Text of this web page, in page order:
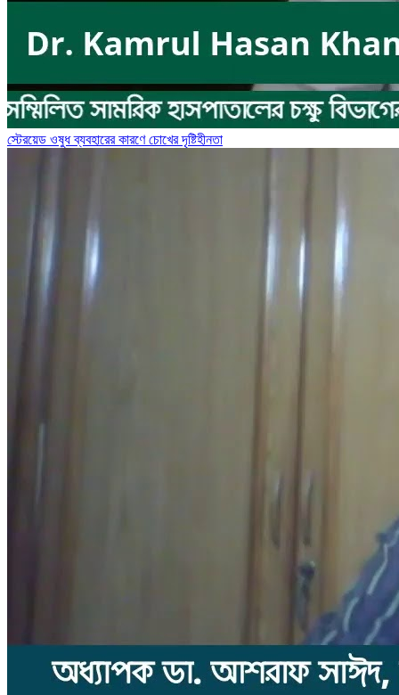
স্টেরয়েড ওষুধ ব্যবহারের কারণে চোখের দৃষ্টিহীনতা